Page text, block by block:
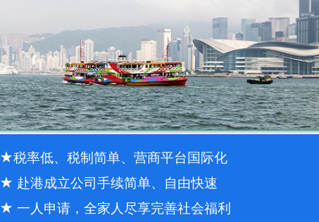
★税率低、税制简单、营商平台国际化
★ 赴港成立公司手续简单、自由快速
★ 一人申请，全家人尽享完善社会福利